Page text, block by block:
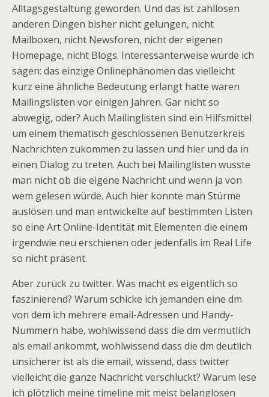
Alltagsgestaltung geworden. Und das ist zahllosen
anderen Dingen bisher nicht gelungen, nicht
Mailboxen, nicht Newsforen, nicht der eigenen
Homepage, nicht Blogs. Interessanterweise würde ich
sagen: das einzige Onlinephänomen das vielleicht
kurz eine ähnliche Bedeutung erlangt hatte waren
Mailingslisten vor einigen Jahren. Gar nicht so
abwegig, oder? Auch Mailinglisten sind ein Hilfsmittel
um einem thematisch geschlossenen Benutzerkreis
Nachrichten zukommen zu lassen und hier und da in
einen Dialog zu treten. Auch bei Mailinglisten wusste
man nicht ob die eigene Nachricht und wenn ja von
wem gelesen würde. Auch hier konnte man Stürme
auslösen und man entwickelte auf bestimmten Listen
so eine Art Online-Identität mit Elementen die einem
irgendwie neu erschienen oder jedenfalls im Real Life
so nicht präsent.
Aber zurück zu twitter. Was macht es eigentlich so
faszinierend? Warum schicke ich jemanden eine dm
von dem ich mehrere email-Adressen und Handy-
Nummern habe, wohlwissend dass die dm vermutlich
als email ankommt, wohlwissend dass die dm deutlich
unsicherer ist als die email, wissend, dass twitter
vielleicht die ganze Nachricht verschluckt? Warum lese
ich plötzlich meine timeline mit meist belanglosen